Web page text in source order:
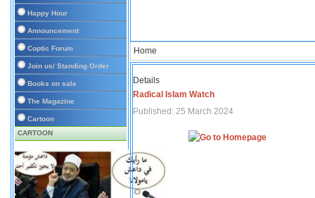
Happy Hour
Announcement
Coptic Forum
Join us/ Standing Order
Books on sale
The Magazine
Cartoon
CARTOON
Home
Details
Radical Islam Watch
Published: 25 March 2024